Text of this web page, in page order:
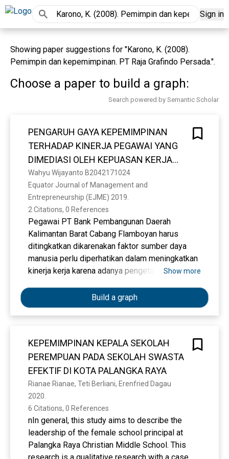
Sign in
Showing paper suggestions for "Karono, K. (2008).
Pemimpin dan kepemimpinan. PT Raja Grafindo Persada.".
Choose a paper to build a graph:
Search powered by Semantic Scholar
PENGARUH GAYA KEPEMIMPINAN
TERHADAP KINERJA PEGAWAI YANG
DIMEDIASI OLEH KEPUASAN KERJA
DAN KOMITMEN ORGANISASIONAL
(Studi Penelitian Pada PT Bank
Pembangunan Daerah Provinsi
Kalimantan Barat Cabang Flamboyan,
Pontianak)
Wahyu Wijayanto B2042171024
Equator Journal of Management and
Entrepreneurship (EJME) 2019.
2 Citations, 0 References
Pegawai PT Bank Pembangunan Daerah
Kalimantan Barat Cabang Flamboyan harus
ditingkatkan dikarenakan faktor sumber daya
manusia perlu diperhatikan dalam meningkatkan
kinerja kerja karena adanya pengetahuan dan
tenaga kerja bagi suatu organisasi.
Permasalahan pada penelitian ini adalah
bagaimana pengaruh gaya kepemimpinan
kepuasan kerja dan komitmen organisasional
Hasil penelitian ini dapat disimpulkan: 1)
Berdasarkan hasil pengujian menunjukkan nilai
probabilitas Gaya Kepemimpinan sebesar 0,000
lebih kecil dari 0,05 (probabilitas <0,05)
sehingga Ho ditolak dan Ha diterima. Sehingga
dapat disimpulkan bahwa variabel Gaya
Kepemimpinan berpengaruh positif dan
signifikan terhadap Kepuasan. 2) nilai
probabilitas Gaya Kepemimpinan dan Kepuasan
Show more
Build a graph
KEPEMIMPINAN KEPALA SEKOLAH
PEREMPUAN PADA SEKOLAH SWASTA
EFEKTIF DI KOTA PALANGKA RAYA
Rianae Rianae, Teti Berliani, Erenfried Dagau
2020.
6 Citations, 0 References
nIn general, this study aims to describe the
leadership of the female school principal at
Palangka Raya Christian Middle School. This